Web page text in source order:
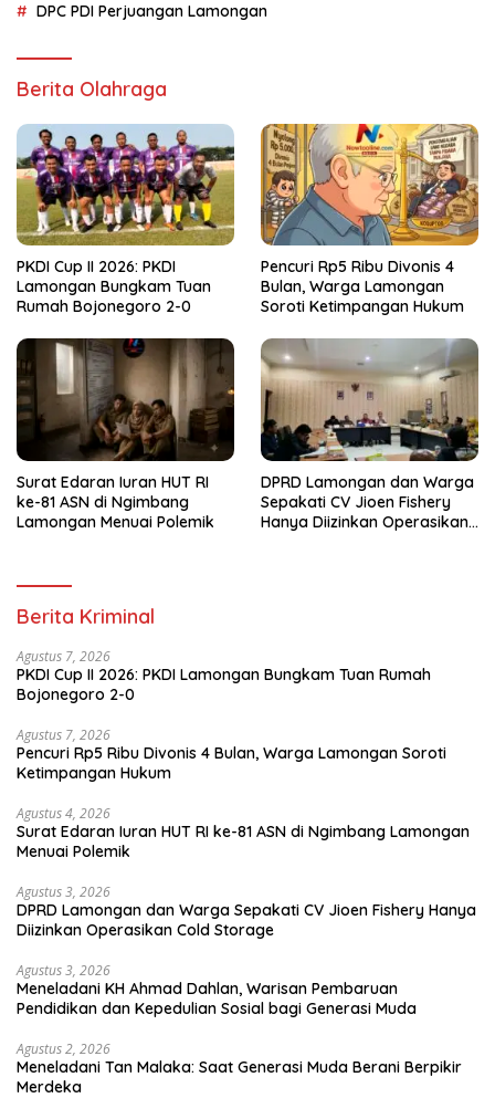
DPC PDI Perjuangan Lamongan
Berita Olahraga
PKDI Cup II 2026: PKDI
Lamongan Bungkam Tuan
Rumah Bojonegoro 2-0
Pencuri Rp5 Ribu Divonis 4
Bulan, Warga Lamongan
Soroti Ketimpangan Hukum
Surat Edaran Iuran HUT RI
ke-81 ASN di Ngimbang
Lamongan Menuai Polemik
DPRD Lamongan dan Warga
Sepakati CV Jioen Fishery
Hanya Diizinkan Operasikan
Berita Kriminal
Agustus 7, 2026
PKDI Cup II 2026: PKDI Lamongan Bungkam Tuan Rumah
Bojonegoro 2-0
Agustus 7, 2026
Pencuri Rp5 Ribu Divonis 4 Bulan, Warga Lamongan Soroti
Ketimpangan Hukum
Agustus 4, 2026
Surat Edaran Iuran HUT RI ke-81 ASN di Ngimbang Lamongan
Menuai Polemik
Agustus 3, 2026
DPRD Lamongan dan Warga Sepakati CV Jioen Fishery Hanya
Diizinkan Operasikan Cold Storage
Agustus 3, 2026
Meneladani KH Ahmad Dahlan, Warisan Pembaruan
Pendidikan dan Kepedulian Sosial bagi Generasi Muda
Agustus 2, 2026
Meneladani Tan Malaka: Saat Generasi Muda Berani Berpikir
Merdeka